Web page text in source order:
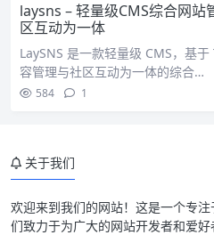
laysns – 轻量级CMS综合网站
区互动为一体
LaySNS 是一款轻量级 CMS，基
容管理与社区互动为一体的综合…
584 1
关于我们
欢迎来到我们的网站！这是一个专
们致力于为广大的网站开发者和爱好